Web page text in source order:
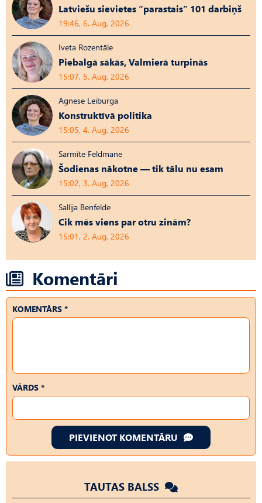
Latviešu sievietes “parastais” 101 darbiņš
19:46, 6. Aug, 2026
Iveta Rozentāle
Piebalgā sākās, Valmierā turpinās
15:07, 5. Aug, 2026
Agnese Leiburga
Konstruktīvā politika
15:05, 4. Aug, 2026
Sarmīte Feldmane
Šodienas nākotne — tik tālu nu esam
15:02, 3. Aug, 2026
Sallija Benfelde
Cik mēs viens par otru zinām?
15:01, 2. Aug, 2026
Komentāri
KOMENTĀRS *
VĀRDS *
PIEVIENOT KOMENTĀRU
TAUTAS BALSS